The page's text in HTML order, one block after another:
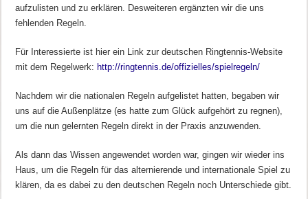
aufzulisten und zu erklären. Desweiteren ergänzten wir die uns
fehlenden Regeln.
Für Interessierte ist hier ein Link zur deutschen Ringtennis-Website
mit dem Regelwerk:http://ringtennis.de/offizielles/spielregeln/
Nachdem wir die nationalen Regeln aufgelistet hatten, begaben wir
uns auf die Außenplätze (es hatte zum Glück aufgehört zu regnen),
um die nun gelernten Regeln direkt in der Praxis anzuwenden.
Als dann das Wissen angewendet worden war, gingen wir wieder ins
Haus, um die Regeln für das alternierende und internationale Spiel zu
klären, da es dabei zu den deutschen Regeln noch Unterschiede gibt.